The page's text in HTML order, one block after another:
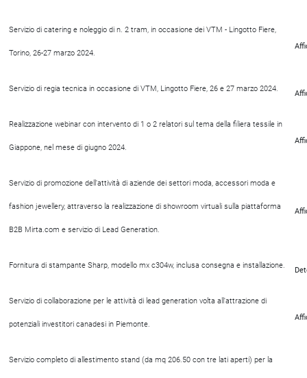
Servizio di catering e noleggio di n. 2 tram, in occasione dei VTM - Lingotto Fiere,
Torino, 26-27 marzo 2024.
Servizio di regia tecnica in occasione di VTM, Lingotto Fiere, 26 e 27 marzo 2024.
Realizzazione webinar con intervento di 1 o 2 relatori sul tema della filiera tessile in
Giappone, nel mese di giugno 2024.
Servizio di promozione dell'attività di aziende dei settori moda, accessori moda e
fashion jewellery, attraverso la realizzazione di showroom virtuali sulla piattaforma
B2B Mirta.com e servizio di Lead Generation.
Fornitura di stampante Sharp, modello mx c304w, inclusa consegna e installazione.
Servizio di collaborazione per le attività di lead generation volta all'attrazione di
potenziali investitori canadesi in Piemonte.
Servizio completo di allestimento stand (da mq 206.50 con tre lati aperti) per la